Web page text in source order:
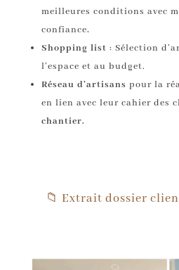
meilleures conditions avec
confiance,
Shopping list : Sélection
l’espace et au budget.
Réseau d’artisans pour la
en lien avec leur cahier des
chantier.
📁 Extrait dossier